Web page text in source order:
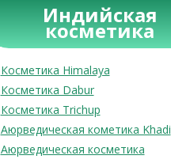
Индийская
косметика
Косметика Himalaya
Косметика Dabur
Косметика Trichup
Аюрведическая кометика Khadi
Аюрведическая косметика